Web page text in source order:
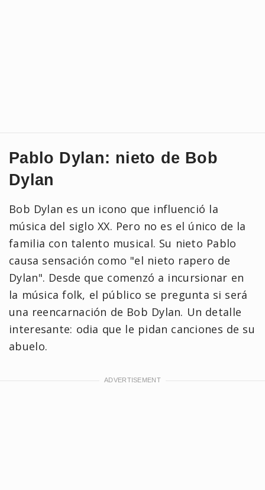
Pablo Dylan: nieto de Bob
Dylan
Bob Dylan es un icono que influenció la
música del siglo XX. Pero no es el único de la
familia con talento musical. Su nieto Pablo
causa sensación como "el nieto rapero de
Dylan". Desde que comenzó a incursionar en
la música folk, el público se pregunta si será
una reencarnación de Bob Dylan. Un detalle
interesante: odia que le pidan canciones de su
abuelo.